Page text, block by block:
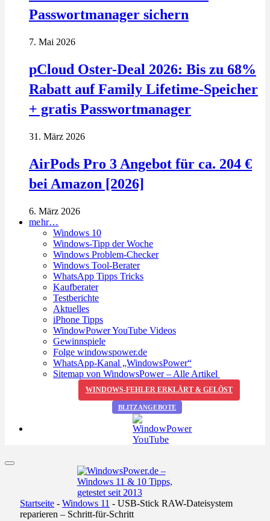
Passwortmanager sichern
7. Mai 2026
pCloud Oster-Deal 2026: Bis zu 68%
Rabatt auf Family Lifetime-Speicher
+ gratis Passwortmanager
31. März 2026
AirPods Pro 3 Angebot für ca. 204 €
bei Amazon [2026]
6. März 2026
mehr…
Windows 10
Windows-Tipp der Woche
Windows Problem-Checker
Windows Tool-Berater
WhatsApp Tipps Tricks
Kaufberater
Testberichte
Aktuelles
iPhone Tipps
WindowPower YouTube Videos
Gewinnspiele
Folge windowspower.de
WhatsApp-Kanal „WindowsPower“
Sitemap von WindowsPower – Alle Artikel
WINDOWS-FEHLER ERKLÄRT & GELÖST
BLITZANGEBOTE
Startseite - Windows 11 - USB-Stick RAW-Dateisystem
reparieren – Schritt-für-Schritt